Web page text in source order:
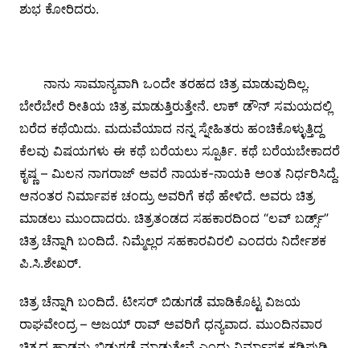
ಶುಭ ಕೋರಿದರು.
ನಾನು ಸಾಮಾನ್ಯವಾಗಿ ಒಂದೇ ತರಹದ ಚಿತ್ರ ಮಾಡುವುದಿಲ್ಲ.
ಬೇರೆಬೇರೆ ರೀತಿಯ ಚಿತ್ರ ಮಾಡುತ್ತಿರುತ್ತೇನೆ. ಲಾಕ್ ಡೌನ್ ಸಮಯದಲ್ಲಿ
ಬರೆದ ಕಥೆಯಿದು. ಮದುವೆಯಾದ ನನ್ನ ಸ್ನೇಹಿತರು ಹಂಚಿಕೊಳ್ಳುತ್ತಿದ್ದ
ಕೆಲವು ವಿಷಯಗಳು ಈ ಕಥೆ ಬರೆಯಲು ಸ್ಪೂರ್ತಿ. ಕಥೆ ಬರೆಯಬೇಕಾದರೆ
ಕೃಷ್ಣ – ಮಿಲನ ನಾಗರಾಜ್ ಅವರೆ ನಾಯಕ-ನಾಯಕಿ ಅಂತ ನಿರ್ಧರಿಸಿದ್ದೆ.
ಆನಂತರ ನಿರ್ಮಾಪಕ ಚಂದ್ರು ಅವರಿಗೆ ಕಥೆ ಹೇಳಿದೆ. ಅವರು ಚಿತ್ರ
ಮಾಡಲು ಮುಂದಾದರು. ಚಿತ್ರತಂಡದ ಸಹಕಾರದಿಂದ “ಲವ್ ಬರ್ಡ್ಸ್”
ಚಿತ್ರ ಚೆನ್ನಾಗಿ ಬಂದಿದೆ. ನಿಮ್ಮೆಲ್ಲರ ಸಹಕಾರವಿರಲಿ ಎಂದರು ನಿರ್ದೇಶಕ
ಪಿ.ಸಿ.ಶೇಖರ್.
ಚಿತ್ರ ಚೆನ್ನಾಗಿ ಬಂದಿದೆ. ಟೀಸರ್ ಬಿಡುಗಡೆ ಮಾಡಿಕೊಟ್ಟ ವಿಜಯ
ರಾಘವೇಂದ್ರ – ಅಜಯ್ ರಾವ್ ಅವರಿಗೆ ಧನ್ಯವಾದ. ಮುಂದಿನವಾರ